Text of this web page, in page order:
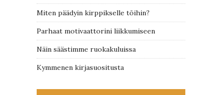
Miten päädyin kirppikselle töihin?
Parhaat motivaattorini liikkumiseen
Näin säästimme ruokakuluissa
Kymmenen kirjasuositusta